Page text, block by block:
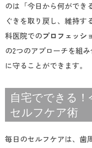
のは「今日から何ができ
ぐきを取り戻し、維持す
科医院でのプロフェッシ
の2つのアプローチを組
に守ることができます。
自宅でできる
セルフケア術
毎日のセルフケアは、歯